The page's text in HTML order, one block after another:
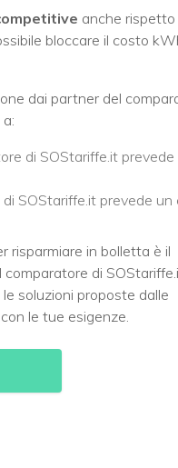
anche rispetto
bloccare il costo
dai partner del
di SOStariffe.it prevede
SOStariffe.it prevede un
risparmiare in bolletta è il
di
soluzioni proposte dalle
le tue esigenze.